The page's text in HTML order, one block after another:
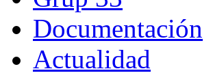
Documentación
Actualidad